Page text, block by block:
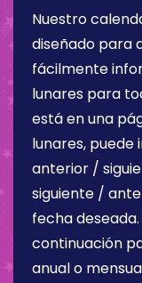
Nuestro
diseñado para
fácilmente
lunares para
está en una
lunares, puede
anterior /
siguiente /
fecha
continuación
anual o